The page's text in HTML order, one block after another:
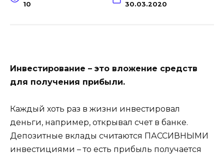
10 30.03.2020
Инвестирование – это вложение средств
для получения прибыли.
Каждый хоть раз в жизни инвестировал
деньги, например, открывал счет в банке.
Депозитные вклады считаются ПАССИВНЫМИ
инвестициями – то есть прибыль получается